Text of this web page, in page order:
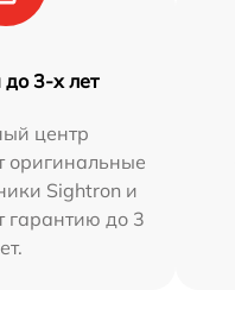
до 3-х лет
центр
оригинальные
Sightron и
гарантию до 3